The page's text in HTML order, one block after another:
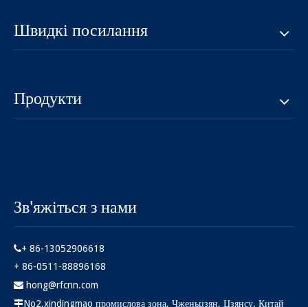
Швидкі посилання
Продукти
Зв'яжіться з нами
+ 86-13052906618
+ 86-0511-88896168
 hong@rfcnn.com
No2.xindingmao промислова зона, Чженьцзян, Цзянсу, Китай